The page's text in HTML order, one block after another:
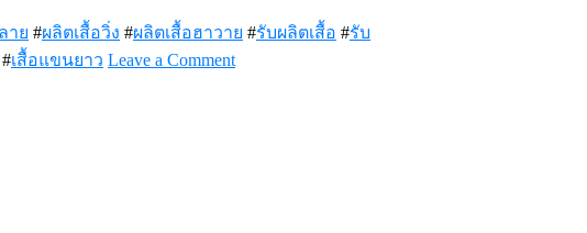
าย #ผลิตเสื้อวิ่ง #ผลิตเสื้อฮาวาย #รับผลิตเสื้อ #รับ
#เสื้อแขนยาว Leave a Commenton